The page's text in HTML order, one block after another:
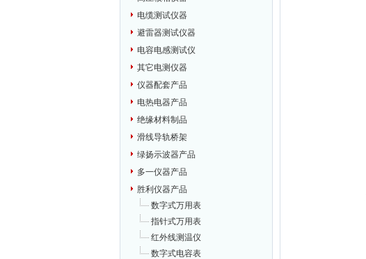
电缆测试仪器
避雷器测试仪器
电容电感测试仪
其它电测仪器
仪器配套产品
电热电器产品
绝缘材料制品
滑线导轨桥架
绿扬示波器产品
多一仪器产品
胜利仪器产品
数字式万用表
指针式万用表
红外线测温仪
数字式电容表